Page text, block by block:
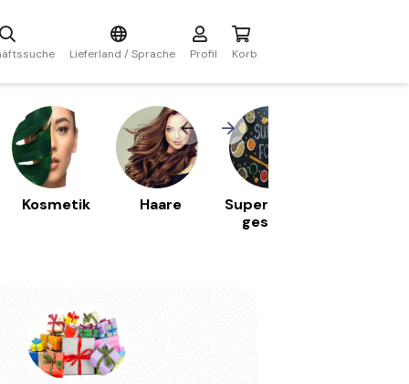
Lieferland / Sprache Profil Korb
Kosmetik Haare
Superfoods -
gesunde